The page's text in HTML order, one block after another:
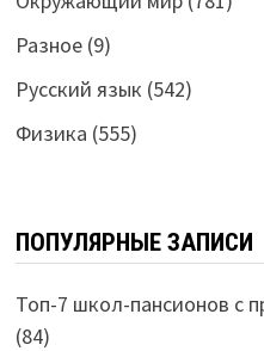
Разное(9)
Русский язык (542)
Физика (555)
ПОПУЛЯРНЫЕ ЗАПИСИ
Топ-7 школ-пансионов с
(84)